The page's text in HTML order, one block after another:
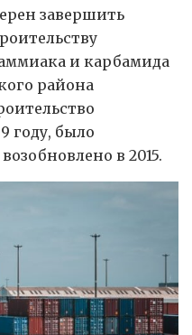
завершить
и карбамида
района
году, было
в 2015.